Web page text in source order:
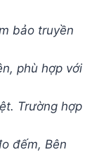
bảo truyền
phù hợp với
Trường hợp
đếm, Bên